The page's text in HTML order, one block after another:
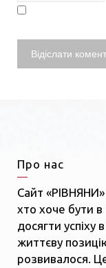
Про нас
Сайт
хто хоче бути в
досягти успіху
життєву
розвивалося.